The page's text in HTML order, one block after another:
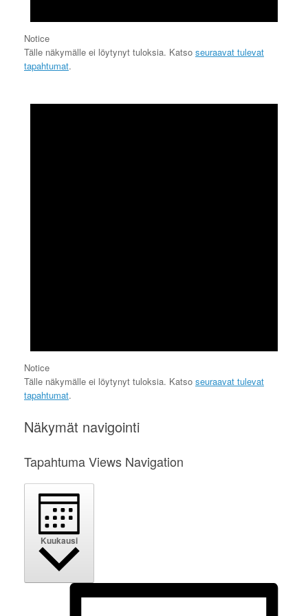
Notice
Tälle näkymälle ei löytynyt tuloksia. Katso seuraavat tulevat
tapahtumat.
Notice
Tälle näkymälle ei löytynyt tuloksia. Katso seuraavat tulevat
tapahtumat.
Näkymät navigointi
Tapahtuma Views Navigation
Kuukausi